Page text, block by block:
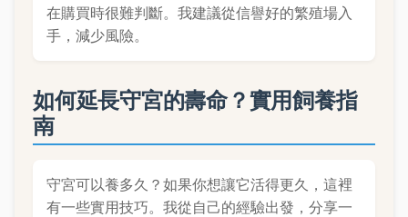
在購買時很難判斷。我建議從信譽好的繁殖場入
手，減少風險。
如何延長守宮的壽命？實用飼養指
南
守宮可以養多久？如果你想讓它活得更久，這裡
有一些實用技巧。我從自己的經驗出發，分享一